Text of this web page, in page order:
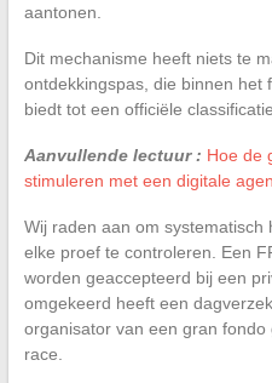
aantonen.
Dit mechanisme heeft niets te
ontdekkingspas, die binnen het
biedt tot een officiële classificatie.
Aanvullende lectuur : Hoe de
stimuleren met een digitale
Wij raden aan om systematisch
elke proef te controleren. Een
worden geaccepteerd bij een
omgekeerd heeft een
organisator van een gran
race.